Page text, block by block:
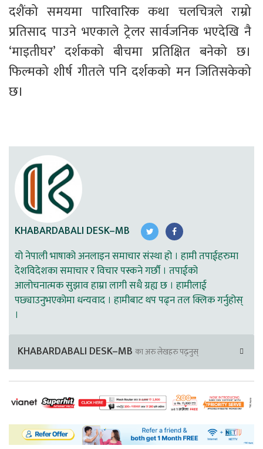
दशैंको समयमा पारिवारिक कथा चलचित्रले राम्रो
प्रतिसाद पाउने भएकाले ट्रेलर सार्वजनिक भएदेखि नै
‘माइतीघर’ दर्शकको बीचमा प्रतिक्षित बनेको छ।
फिल्मको शीर्ष गीतले पनि दर्शकको मन जितिसकेको
छ।
KHABARDABALI DESK–MB
यो नेपाली भाषाको अनलाइन समाचार संस्था हो । हामी तपाईहरुमा
देशविदेशका समाचार र विचार पस्कने गर्छौ । तपाईको
आलोचनात्मक सुझाव हाम्रा लागी सधै ग्रह्य छ । हामीलाई
पछ्याउनुभएकोमा धन्यवाद । हामीबाट थप पढ्न तल क्लिक गर्नुहोस्
।
KHABARDABALI DESK–MB का अरु लेखहरु पढ्नुस्